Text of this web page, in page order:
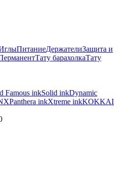
ПитаниеДержателиЗащита и
Тату барахолкаТату
Famous inkSolid inkDynamic
Panthera inkXtreme inkKOKKAI